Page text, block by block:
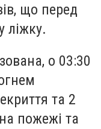
що перед
ліжку.
о 03:30
та 2
пожежі та